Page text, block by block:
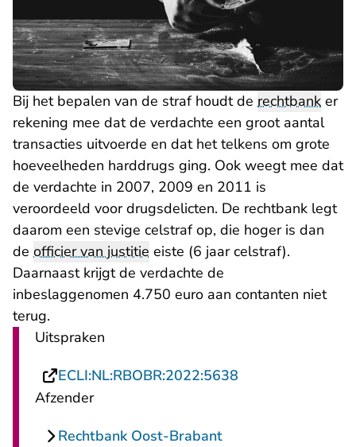
Bij het bepalen van de straf houdt de rechtbank er
rekening mee dat de verdachte een groot aantal
transacties uitvoerde en dat het telkens om grote
hoeveelheden harddrugs ging. Ook weegt mee dat
de verdachte in 2007, 2009 en 2011 is
veroordeeld voor drugsdelicten. De rechtbank legt
daarom een stevige celstraf op, die hoger is dan
de officier van justitie eiste (6 jaar celstraf).
Daarnaast krijgt de verdachte de
inbeslaggenomen 4.750 euro aan contanten niet
terug.
Uitspraken
ECLI:NL:RBOBR:2022:5638
Afzender
Rechtbank Oost-Brabant